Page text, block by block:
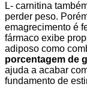
L- carnitina
perder peso.
emagrecimento é
fármaco exibe
adiposo como
porcentagem de
ajuda a acabar
fundamento de